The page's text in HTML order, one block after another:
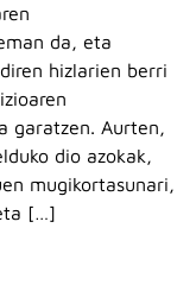
da, eta
hizlarien berri
garatzen. Aurten,
dio azokak,
mugikortasunari,
[…]